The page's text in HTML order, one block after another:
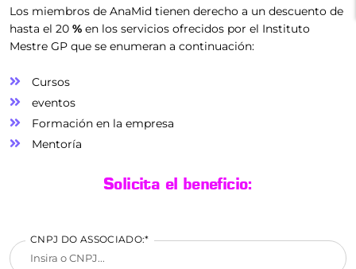
Los miembros de AnaMid tienen derecho a un descuento de
hasta el 20 % en los servicios ofrecidos por el Instituto
Mestre GP que se enumeran a continuación:
Cursos
eventos
Formación en la empresa
Mentoría
Solicita el beneficio:
CNPJ DO ASSOCIADO:*